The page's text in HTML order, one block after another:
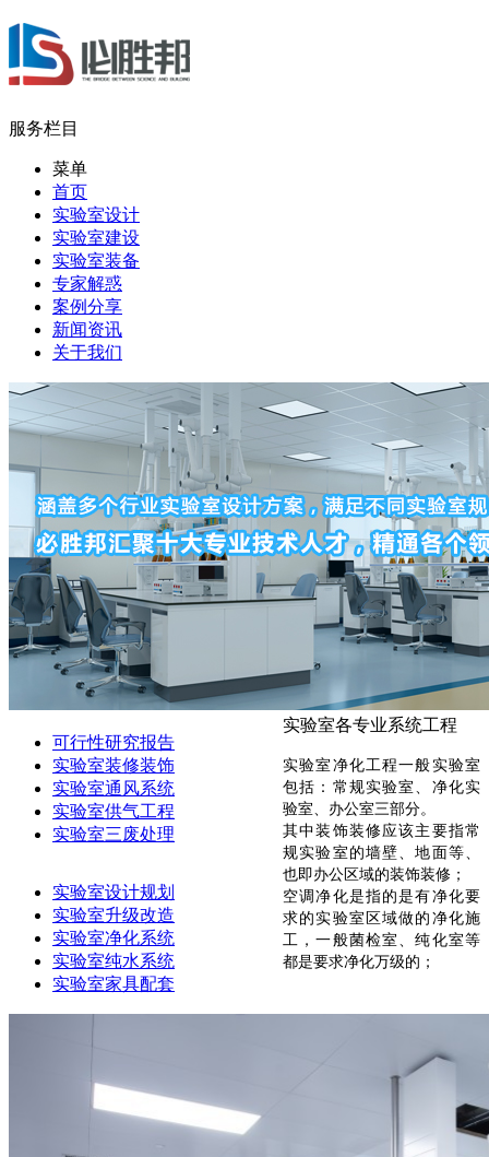
服务栏目
菜单
首页
实验室设计
实验室建设
实验室装备
专家解惑
案例分享
新闻资讯
关于我们
实验室各专业系统工程
可行性研究报告
实验室装修装饰
实验室通风系统
实验室供气工程
实验室三废处理
实验室设计规划
实验室升级改造
实验室净化系统
实验室纯水系统
实验室家具配套
实验室净化工程一般实验室
包括：常规实验室、净化实
验室、办公室三部分。
其中装饰装修应该主要指常
规实验室的墙壁、地面等、
也即办公区域的装饰装修；
空调净化是指的是有净化要
求的实验室区域做的净化施
工，一般菌检室、纯化室等
都是要求净化万级的；